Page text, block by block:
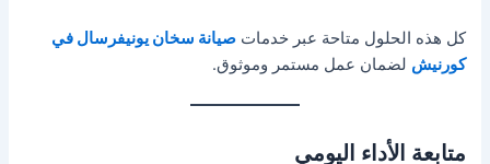
كل هذه الحلول متاحة عبر خدماتصيانة سخان يونيفرسال في
كورنيش لضمان عمل مستمر وموثوق.
متابعة الأداء اليومي